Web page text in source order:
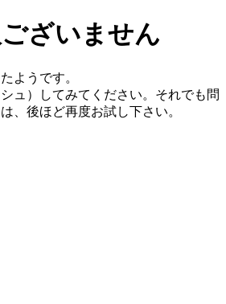
ざいません
ようです。
ュ）してみてください。それでも問
、後ほど再度お試し下さい。